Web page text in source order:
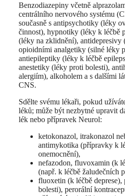
Benzodiazepiny včetně
centrálního nervového systému
současně s antipsychotiky (léky
činnost), hypnotiky (léky k léčbě
(léky na zklidnění), antidepresivy
opioidními analgetiky (silné léky
antiepileptiky (léky k léčbě
anestetiky (léky proti bolesti),
alergiím), alkoholem a s dalšími
CNS.
Sdělte svému lékaři, pokud
léků; může být nezbytné upravit
lék nebo přípravek Neurol:
ketokonazol, itrakonazol
antimykotika (přípravky k
onemocnění),
nefazodon, fluvoxamin (k
(např. k léčbě žaludečních
fluoxetin (k léčbě
bolesti), perorální